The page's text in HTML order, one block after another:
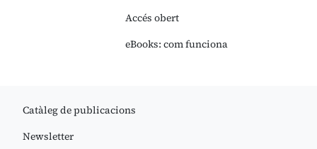
Accés obert
eBooks: com funciona
Catàleg de publicacions
Newsletter